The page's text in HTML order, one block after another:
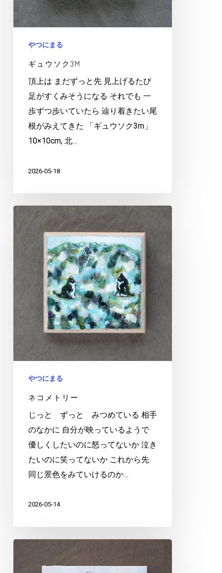
やつにまる
ギュウソク3M
頂上は まだずっと先 見上げるたび
足がすくみそうになる それでも 一
歩ずつ歩いていたら 辿り着きたい尾
根がみえてきた 「ギュウソク3m」
10×10cm, 北…
2026-05-18
ネ
コ
メ
ト
リ
ー
やつにまる
ネコメトリー
じっと ずっと みつめている 相手
のなかに 自分が映っているようで
優しくしたいのに怒ってないか 泣き
たいのに笑ってないか これから先
同じ景色をみていけるのか…
2026-05-14